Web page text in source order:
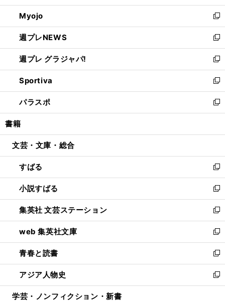
開
く
ウ
で
開
く
ン
ド
ウ
で
開
く
ウ
ィ
ン
ド
ウ
で
開
く
Myojo
新
し
い
ウ
ィ
ン
ド
ウ
で
開
週プレNEWS
新
し
い
ウ
ィ
ン
ド
ウ
開
週プレ グラジャパ!
新
し
い
ウ
ィ
ン
ウ
開
く
Sportiva
新
し
い
ウ
ン
ウ
で
開
く
パラスポ
新
し
ウ
ン
ド
ウ
で
開
く
書籍
文芸・文庫・総合
すばる
新
し
い
ウ
ィ
ン
ド
ウ
で
開
く
小説すばる
新
し
い
ウ
ィ
ン
ド
ウ
で
開
集英社 文芸ステーション
新
し
い
ウ
ィ
ン
ド
ウ
web 集英社文庫
新
し
い
ウ
ィ
ン
青春と読書
新
し
い
ウ
アジア人物史
新
し
学芸・ノンフィクション・新書